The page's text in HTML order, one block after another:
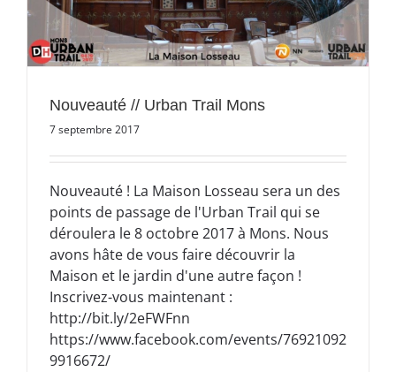
Nouveauté // Urban Trail Mons
7 septembre 2017
Nouveauté ! La Maison Losseau sera un des
points de passage de l'Urban Trail qui se
déroulera le 8 octobre 2017 à Mons. Nous
avons hâte de vous faire découvrir la
Maison et le jardin d'une autre façon !
Inscrivez-vous maintenant :
http://bit.ly/2eFWFnn
https://www.facebook.com/events/76921092
9916672/